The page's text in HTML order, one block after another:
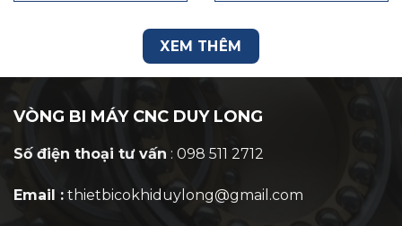
XEM THÊM
VÒNG BI MÁY CNC DUY LONG
Số điện thoại tư vấn : 098 511 2712
Email : thietbicokhiduylong@gmail.com